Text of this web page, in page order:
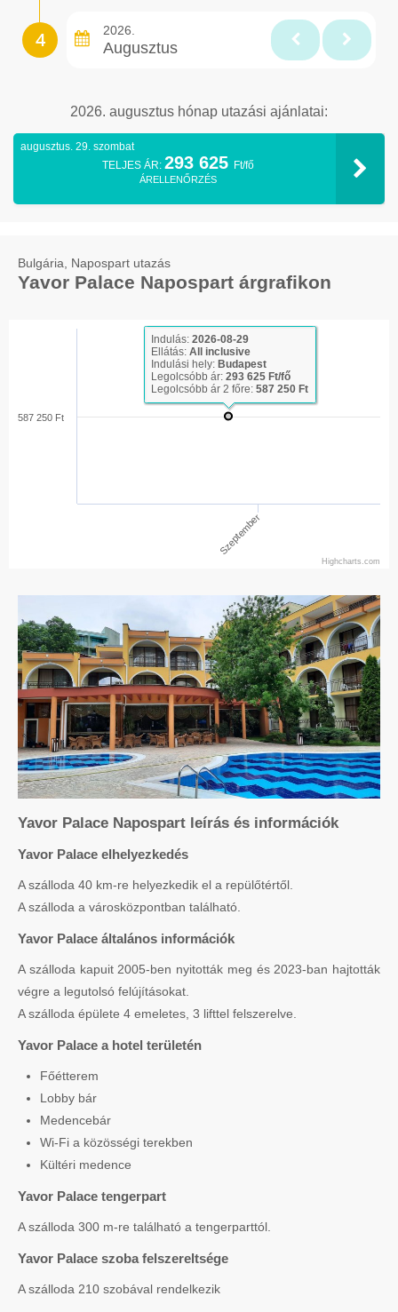
2026.
Augusztus
2026. augusztus hónap utazási ajánlatai:
augusztus. 29. szombat
TELJES ÁR: 293 625 Ft/fő
ÁRELLENŐRZÉS
Bulgária, Napospart utazás
Yavor Palace Napospart árgrafikon
Szeptember
587 250 Ft
Highcharts.com
Indulás: 2026-08-29
Ellátás: All inclusive
Indulási hely: Budapest
Legolcsóbb ár: 293 625 Ft/fő
Legolcsóbb ár 2 főre: 587 250 Ft
Yavor Palace Napospart leírás és információk
Yavor Palace elhelyezkedés
A szálloda 40 km-re helyezkedik el a repülőtértől.
A szálloda a városközpontban található.
Yavor Palace általános információk
A szálloda kapuit 2005-ben nyitották meg és 2023-ban hajtották
végre a legutolsó felújításokat.
A szálloda épülete 4 emeletes, 3 lifttel felszerelve.
Yavor Palace a hotel területén
Főétterem
Lobby bár
Medencebár
Wi-Fi a közösségi terekben
Kültéri medence
Yavor Palace tengerpart
A szálloda 300 m-re található a tengerparttól.
Yavor Palace szoba felszereltsége
A szálloda 210 szobával rendelkezik